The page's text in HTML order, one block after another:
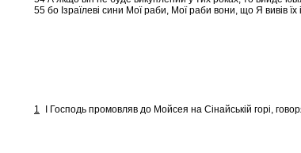
55 бо Ізраїлеві сини Мої раби, Мої раби вони, що Я вивів
1 І Господь промовляв до Мойсея на Сінайській горі,